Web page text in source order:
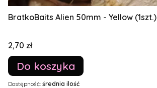
BratkoBaits Alien 50mm - Yellow (1szt.)
Cena
2,70 zł
Do koszyka
Dostępność: średnia ilość